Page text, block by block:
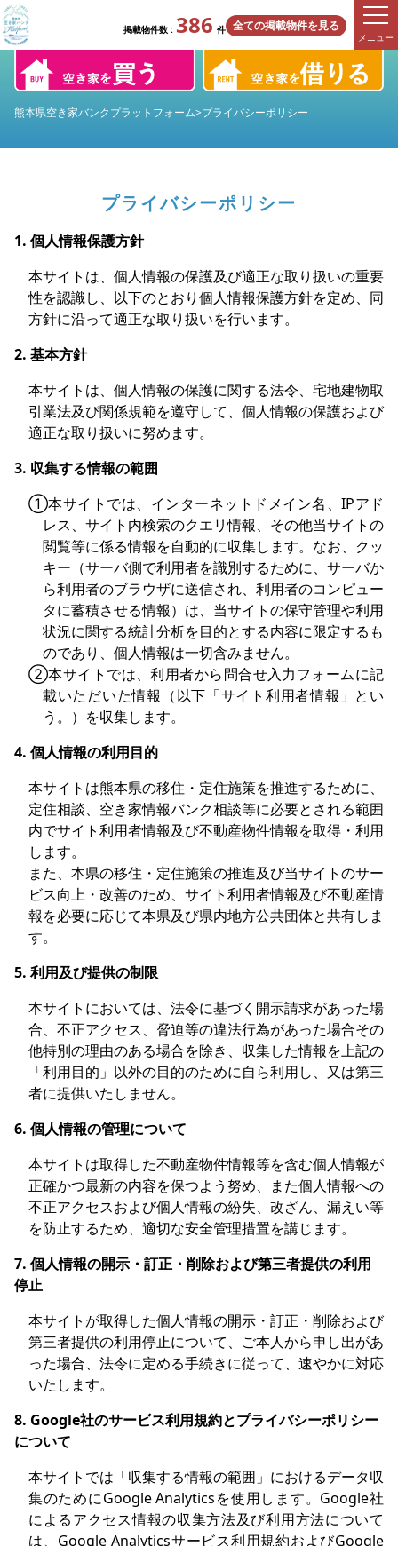
掲載物件数 : 386 件 全ての掲載物件を見る
メニュー
熊本県空き家バンクプラットフォーム>プライバシーポリシー
プライバシーポリシー
1. 個人情報保護方針
本サイトは、個人情報の保護及び適正な取り扱いの重要
性を認識し、以下のとおり個人情報保護方針を定め、同
方針に沿って適正な取り扱いを行います。
2. 基本方針
本サイトは、個人情報の保護に関する法令、宅地建物取
引業法及び関係規範を遵守して、個人情報の保護および
適正な取り扱いに努めます。
3. 収集する情報の範囲
①本サイトでは、インターネットドメイン名、IPアド
レス、サイト内検索のクエリ情報、その他当サイトの
閲覧等に係る情報を自動的に収集します。なお、クッ
キー（サーバ側で利用者を識別するために、サーバか
ら利用者のブラウザに送信され、利用者のコンピュー
タに蓄積させる情報）は、当サイトの保守管理や利用
状況に関する統計分析を目的とする内容に限定するも
のであり、個人情報は一切含みません。
②本サイトでは、利用者から問合せ入力フォームに記
載いただいた情報（以下「サイト利用者情報」とい
う。）を収集します。
4. 個人情報の利用目的
本サイトは熊本県の移住・定住施策を推進するために、
定住相談、空き家情報バンク相談等に必要とされる範囲
内でサイト利用者情報及び不動産物件情報を取得・利用
します。
また、本県の移住・定住施策の推進及び当サイトのサー
ビス向上・改善のため、サイト利用者情報及び不動産情
報を必要に応じて本県及び県内地方公共団体と共有しま
す。
5. 利用及び提供の制限
本サイトにおいては、法令に基づく開示請求があった場
合、不正アクセス、脅迫等の違法行為があった場合その
他特別の理由のある場合を除き、収集した情報を上記の
「利用目的」以外の目的のために自ら利用し、又は第三
者に提供いたしません。
6. 個人情報の管理について
本サイトは取得した不動産物件情報等を含む個人情報が
正確かつ最新の内容を保つよう努め、また個人情報への
不正アクセスおよび個人情報の紛失、改ざん、漏えい等
を防止するため、適切な安全管理措置を講じます。
7. 個人情報の開示・訂正・削除および第三者提供の利用
停止
本サイトが取得した個人情報の開示・訂正・削除および
第三者提供の利用停止について、ご本人から申し出があ
った場合、法令に定める手続きに従って、速やかに対応
いたします。
8. Google社のサービス利用規約とプライバシーポリシー
について
本サイトでは「収集する情報の範囲」におけるデータ収
集のためにGoogle Analyticsを使用します。Google社
によるアクセス情報の収集方法及び利用方法について
は、Google Analyticsサービス利用規約およびGoogle